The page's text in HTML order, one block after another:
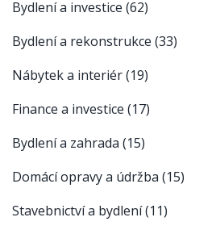
Bydlení a investice (62)
Bydlení a rekonstrukce (33)
Nábytek a interiér(19)
Finance a investice (17)
Bydlení a zahrada (15)
Domácí opravy a údržba (15)
Stavebnictví a bydlení(11)